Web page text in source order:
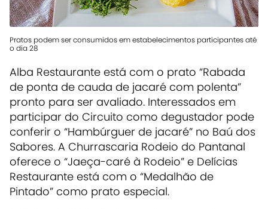
Pratos podem ser consumidos em estabelecimentos participantes até
o dia 28
Alba Restaurante está com o prato “Rabada
de ponta de cauda de jacaré com polenta”
pronto para ser avaliado. Interessados em
participar do Circuito como degustador pode
conferir o “Hambúrguer de jacaré” no Baú dos
Sabores. A Churrascaria Rodeio do Pantanal
oferece o “Jaeça-caré à Rodeio” e Delícias
Restaurante está com o “Medalhão de
Pintado” como prato especial.